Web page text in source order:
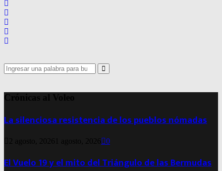
Search
for:
Search
Crónicas al Voleo
La silenciosa resistencia de los pueblos nómadas
2 agosto, 2026 1 agosto, 2026 0
El Vuelo 19 y el mito del Triángulo de las Bermudas